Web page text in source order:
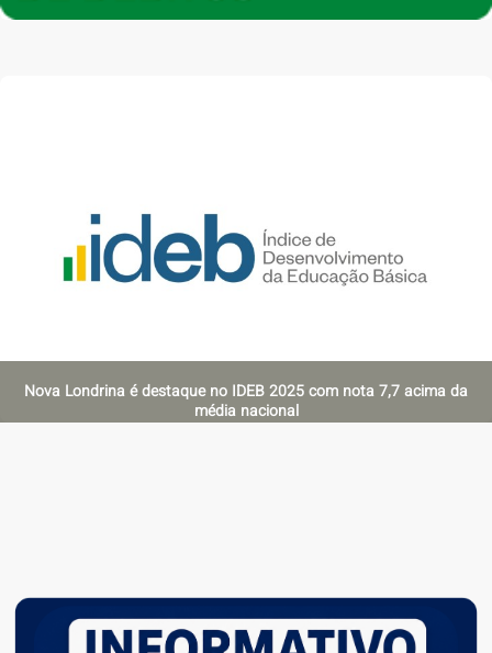
Nova Londrina é destaque no IDEB 2025 com nota 7,7 acima da
média nacional